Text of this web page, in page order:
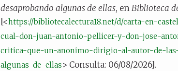
desaprobando algunas de ellas, enBiblioteca
[<https://bibliotecalectura18.net/d/carta-en-
cual-don-juan-antonio-pellicer-y-don-jose-
critica-que-un-anonimo-dirigio-al-autor-de-
algunas-de-ellas> Consulta: 06/08/2026].